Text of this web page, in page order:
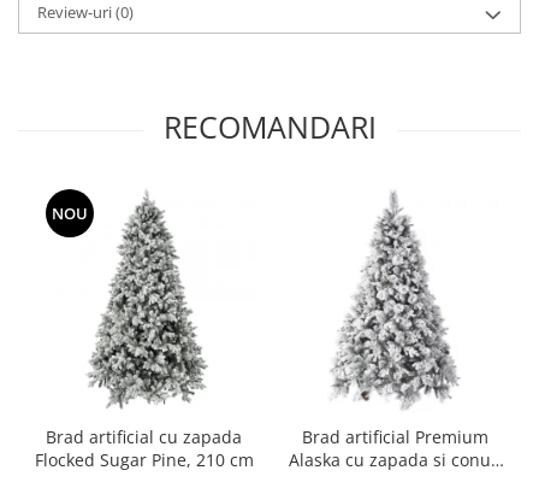
Review-uri(0)
RECOMANDARI
NOU
Brad artificial cu zapada
Flocked Sugar Pine, 210 cm
Brad artificial Premium
Alaska cu zapada si conuri